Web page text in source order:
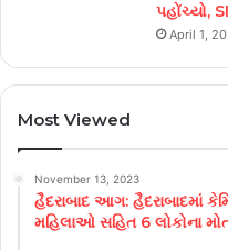
પહોંચ્યો,
April 1,
Most Viewed
November 13, 2023
હૈદરાબાદ આગ: હૈદરાબાદમાં
મહિલાઓ સહિત 6 લોકોના